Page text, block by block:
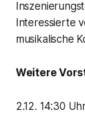
Interessierte
musikalische
Weitere
2.12. 14:30